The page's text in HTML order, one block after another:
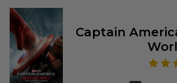
Captain